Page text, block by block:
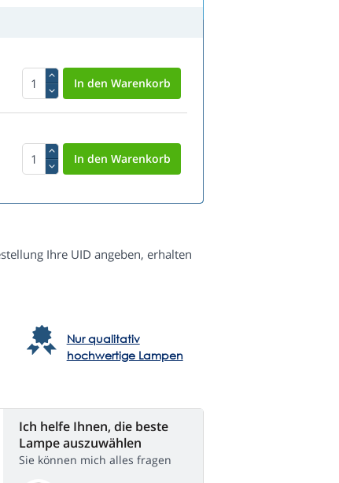
Ihre UID angeben, erhalten
Nur qualitativ
hochwertige Lampen
Ich helfe Ihnen, die beste
Lampe auszuwählen
Sie können mich alles fragen